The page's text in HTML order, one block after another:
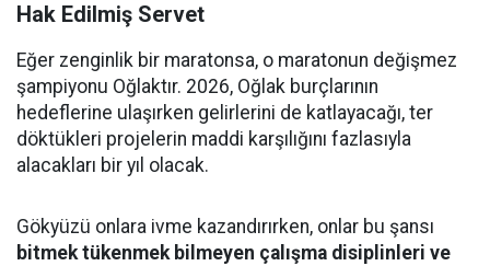
Hak Edilmiş Servet
Eğer zenginlik bir maratonsa, o maratonun değişmez
şampiyonu Oğlaktır. 2026, Oğlak burçlarının
hedeflerine ulaşırken gelirlerini de katlayacağı, ter
döktükleri projelerin maddi karşılığını fazlasıyla
alacakları bir yıl olacak.
Gökyüzü onlara ivme kazandırırken, onlar bu şansı
bitmek tükenmek bilmeyen çalışma disiplinleri ve